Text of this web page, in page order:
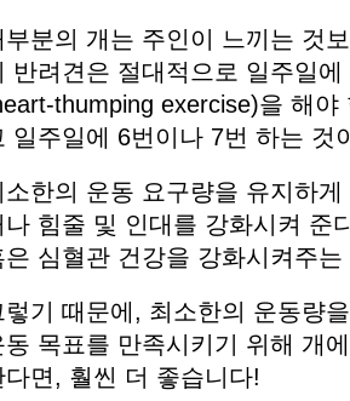
부분의 개는 주인이 느끼는 것
반려견은 절대적으로 일주일에
thumping exercise)을 해야
일주일에 6번이나7번 하는 것이
소한의 운동 요구량을 유지하게
나 힘줄 및 인대를 강화시켜 준
은 심혈관 건강을 강화시켜주는
렇기 때문에 , 최소한의 운동량을
동 목표를 만족시키기 위해 개
다면, 훨씬 더 좋습니다!
Dr.
검열이나
롭게 확인